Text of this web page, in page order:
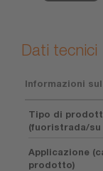
Dati tecnici
Informazioni
Tipo di
(fuoristrada/su
Applicazione
prodotto)